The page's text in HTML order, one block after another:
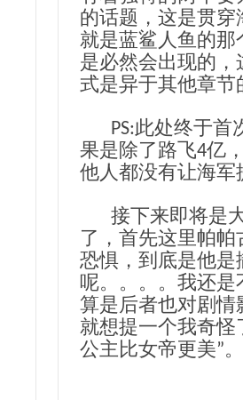
的话题，这是贯
就是蓝鲨人鱼的那
是必然会出现的
式是异于其他章节
PS:此处终于首
果是除了路飞4亿
他人都没有让海军
接下来即将是大
了，首先这里帕
恐惧，到底是他是
呢。。。。我还是
算是后者也对剧情
就想提一个我奇怪
公主比女帝更美”。